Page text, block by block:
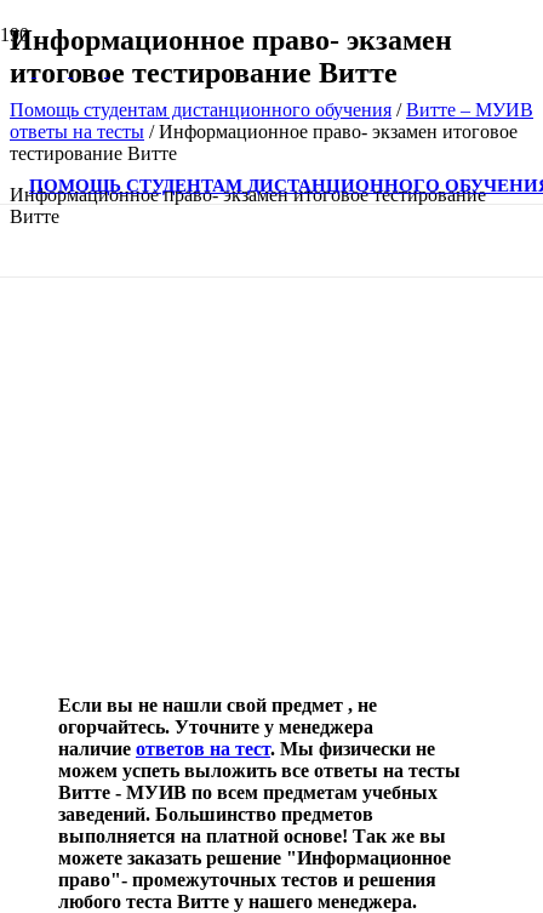
ПОМОЩЬ СТУДЕНТАМ ДИСТАНЦИОННОГО
Информационное право- экзамен
итоговое тестирование Витте
Помощь студентам дистанционного обучения /Витте – МУИВ
ответы на тесты /Информационное право- экзамен итоговое
тестирование Витте
Информационное право- экзамен итоговое тестирование
Витте
Если вы не нашли свой предмет , не
огорчайтесь. Уточните у менеджера
наличие ответов на тест. Мы физически не
можем успеть выложить все ответы на тесты
Витте - МУИВ по всем предметам учебных
заведений. Большинство предметов
выполняется на платной основе! Так же вы
можете заказать решение "Информационное
право"- промежуточных тестов и решения
любого теста Витте у нашего менеджера.